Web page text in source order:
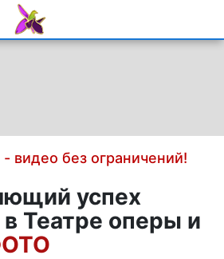
- видео без ограничений!
успех
Театре оперы и